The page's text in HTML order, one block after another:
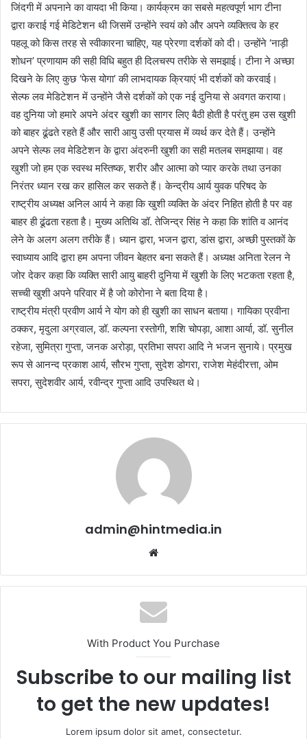
जिंदगी में अपनाने का वायदा भी किया। कार्यक्रम का सबसे महत्वपूर्ण भाग टीना
द्वारा कराई गई मेडिटेशन थी जिसमें उन्होंने स्वयं को और अपने व्यक्तित्व के हर
पहलू को किस तरह से स्वीकारना चाहिए, यह प्रेरणा दर्शकों को दी। उन्होंने ‘नाड़ी
शोधन’ प्रणायाम की सही विधि बहुत ही दिलचस्प तरीके से समझाई। टीना ने अच्छा
दिखने के लिए कुछ ‘फेस योगा’ की लाभदायक क्रियाएं भी दर्शकों को करवाई।
सेल्फ लव मेडिटेशन में उन्होंने जैसे दर्शकों को एक नई दुनिया से अवगत कराया।
वह दुनिया जो हमारे अपने अंदर खुशी का सागर लिए बैठी होती है परंतु हम उस खुशी
को बाहर ढूंढते रहते हैं और सारी आयु उसी प्रयास में व्यर्थ कर देते हैं। उन्होंने
अपने सेल्फ लव मेडिटेशन के द्वारा अंदरुनी खुशी का सही मतलब समझाया। वह
खुशी जो हम एक स्वस्थ मस्तिष्क, शरीर और आत्मा को प्यार करके तथा उनका
निरंतर ध्यान रख कर हासिल कर सकते हैं। केन्द्रीय आर्य युवक परिषद के
राष्ट्रीय अध्यक्ष अनिल आर्य ने कहा कि खुशी व्यक्ति के अंदर निहित होती है पर वह
बाहर ही ढूंढता रहता है। मुख्य अतिथि डॉ. तेजिन्द्र सिंह ने कहा कि शांति व आनंद
लेने के अलग अलग तरीके हैं। ध्यान द्वारा, भजन द्वारा, डांस द्वारा, अच्छी पुस्तकों के
स्वाध्याय आदि द्वारा हम अपना जीवन बेहतर बना सकते हैं। अध्यक्ष अनिता रेलन ने
जोर देकर कहा कि व्यक्ति सारी आयु बाहरी दुनिया में खुशी के लिए भटकता रहता है,
सच्ची खुशी अपने परिवार में है जो कोरोना ने बता दिया है।
राष्ट्रीय मंत्री प्रवीण आर्य ने योग को ही खुशी का साधन बताया। गायिका प्रवीना
ठक्कर, मृदुला अग्रवाल, डॉ. कल्पना रस्तोगी, शशि चोपड़ा, आशा आर्या, डॉ. सुनील
रहेजा, सुमित्रा गुप्ता, जनक अरोड़ा, प्रतिभा सपरा आदि ने भजन सुनाये। प्रमुख
रूप से आनन्द प्रकाश आर्य, सौरभ गुप्ता, सुदेश डोगरा, राजेश मेहंदीरत्ता, ओम
सपरा, सुदेशवीर आर्य, रवीन्द्र गुप्ता आदि उपस्थित थे।
admin@hintmedia.in
With Product You Purchase
Subscribe to our mailing list
to get the new updates!
Lorem ipsum dolor sit amet, consectetur.